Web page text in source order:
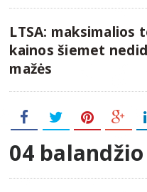
LTSA: maksimalios
kainos šiemet
mažės
04 balandžio